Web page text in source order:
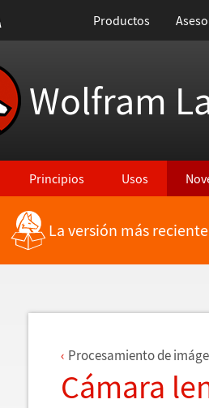
Productos
Wolfram
Principios Usos
a Características más recientes
La versión más
Procesamiento de imá
Cámara